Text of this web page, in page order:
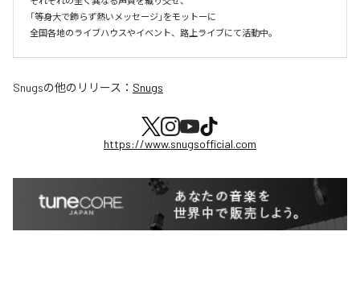
「等身大で飾らず熱いメッセージ」をモットーに
全国各地のライブハウスやイベント、路上ライブにて活動中。
Snugsの他のリリース： Snugs
https://www.snugsofficial.com